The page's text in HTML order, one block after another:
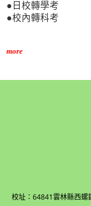
●日校轉學考
●校內轉科考
more
校址：64841雲林縣